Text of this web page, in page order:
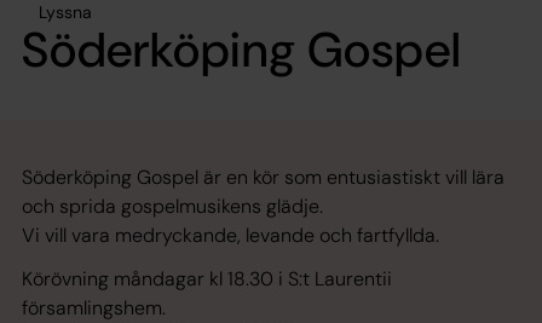
Lyssna
Söderköping Gospel
Söderköping Gospel är en kör som entusiastiskt vill lära
och sprida gospelmusikens glädje.
Vi vill vara medryckande, levande och fartfyllda.
Körövning måndagar kl 18.30 i S:t Laurentii
församlingshem.